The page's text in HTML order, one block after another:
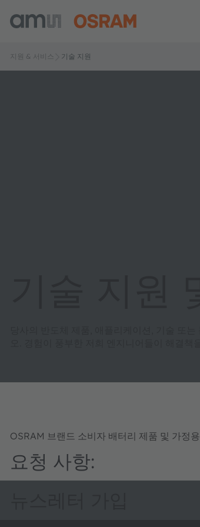
지원 & 서비스 기술 지원
OSRAM 브랜드 소비자 배터리 제품 및 가정
요청 사항: